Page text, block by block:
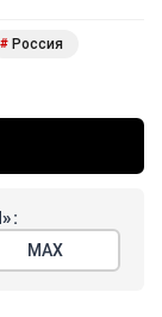
# Россия
МАХ